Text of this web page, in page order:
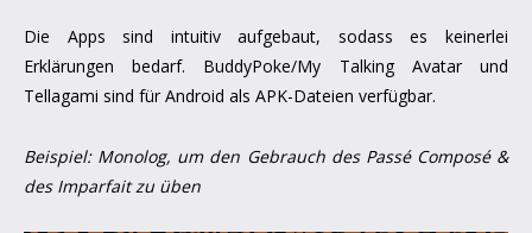
Die Apps sind intuitiv aufgebaut, sodass es keinerlei
Erklärungen bedarf. BuddyPoke/My Talking Avatar und
Tellagami sind für Android als APK-Dateien verfügbar.
Beispiel: Monolog, um den Gebrauch des Passé Composé &
des Imparfait zu üben